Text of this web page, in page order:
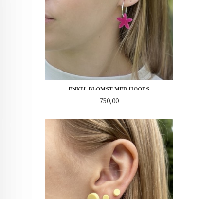
ENKEL BLOMST MED HOOPS
Pris
750,00